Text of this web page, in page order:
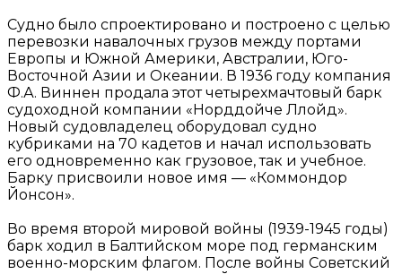
Судно было спроектировано и построено с целью
перевозки навалочных грузов между портами
Европы и Южной Америки, Австралии, Юго-
Восточной Азии и Океании. В 1936 году компания
Ф.А. Виннен продала этот четырехмачтовый барк
судоходной компании «Норддойче Ллойд».
Новый судовладелец оборудовал судно
кубриками на 70 кадетов и начал использовать
его одновременно как грузовое, так и учебное.
Барку присвоили новое имя — «Коммондор
Йонсон».
Во время второй мировой войны (1939-1945 годы)
барк ходил в Балтийском море под германским
военно-морским флагом. После войны Советский